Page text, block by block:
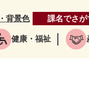
背景色 課名でさが
健康・福祉